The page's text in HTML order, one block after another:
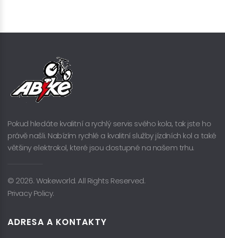
Pokud hledáte kvalitní a rychlý servis svého kola, tak jste ho
právě našli. Nabízím rychlé a kvalitní služby jízdních kol a také
většiny elektrokol, které jsou dostupné na našem trhu.
© 2026. Wakeworld. All Rights Reserved.
Privacy Policy.
ADRESA A KONTAKTY